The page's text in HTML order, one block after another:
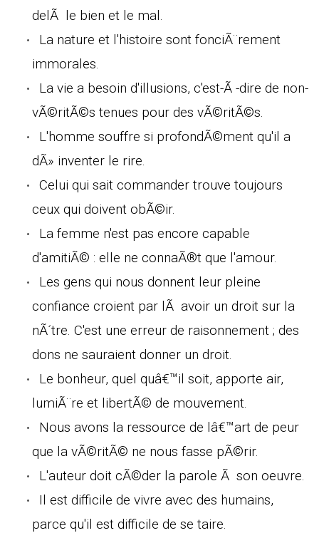
delÃ le bien et le mal.
La nature et l'histoire sont fonciÃ¨rement
immorales.
La vie a besoin d'illusions, c'est-Ã -dire de non-
vÃ©ritÃ©s tenues pour des vÃ©ritÃ©s.
L'homme souffre si profondÃ©ment qu'il a
dÃ» inventer le rire.
Celui qui sait commander trouve toujours
ceux qui doivent obÃ©ir.
La femme n'est pas encore capable
d'amitiÃ© : elle ne connaÃ®t que l'amour.
Les gens qui nous donnent leur pleine
confiance croient par lÃ avoir un droit sur la
nÃ´tre. C'est une erreur de raisonnement ; des
dons ne sauraient donner un droit.
Le bonheur, quel quâ€™il soit, apporte air,
lumiÃ¨re et libertÃ© de mouvement.
Nous avons la ressource de lâ€™art de peur
que la vÃ©ritÃ© ne nous fasse pÃ©rir.
L'auteur doit cÃ©der la parole Ã son oeuvre.
Il est difficile de vivre avec des humains,
parce qu'il est difficile de se taire.